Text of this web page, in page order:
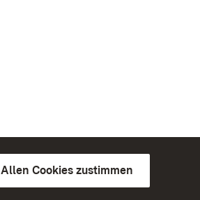
Allen Cookies zustimmen